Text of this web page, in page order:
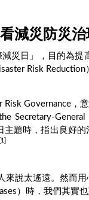
減災防災治
災日」，目的為
Risk
Risk Governance，
Secretary-
題時，指出良好
[1]
來說太遙遠。然而
）時，我們其實